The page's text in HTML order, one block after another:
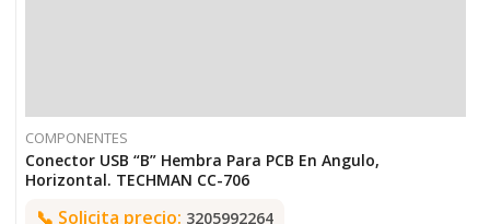
COMPONENTES
Conector USB “B” Hembra Para PCB En Angulo,
Horizontal. TECHMAN CC-706
📞 Solicita precio: 3205992264